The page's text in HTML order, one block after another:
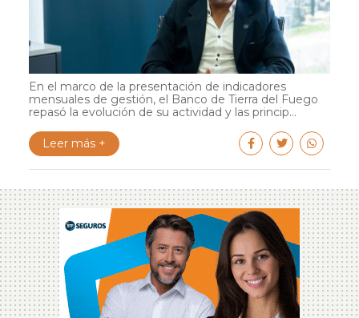
En el marco de la presentación de indicadores
mensuales de gestión, el Banco de Tierra del Fuego
repasó la evolución de su actividad y las princip...
Leer más +